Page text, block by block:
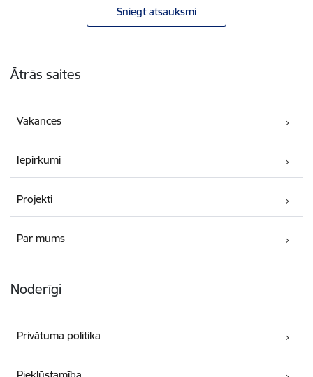
Sniegt atsauksmi
Ātrās saites
Vakances
Iepirkumi
Projekti
Par mums
Noderīgi
Privātuma politika